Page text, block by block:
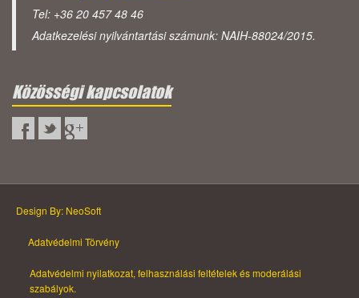
Tel: +36 20 457 48 46
Adatkezelési nyilvántartási számunk: NAIH-88024/2015.
Közösségi kapcsolatok
Design By: NeoSoft
Adatvédelmi Törvény
Adatvédelmi nyilatkozat, felhasználási feltételek és moderálási
szabályok.